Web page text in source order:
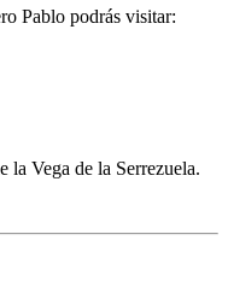
Pablo podrás visitar:
la Vega de la Serrezuela.